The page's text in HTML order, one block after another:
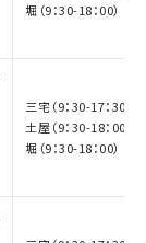
堀（9：30-18：00）
三宅（9：30-17：30）
土屋（9：30-18：00）
堀（9：30-18：00）